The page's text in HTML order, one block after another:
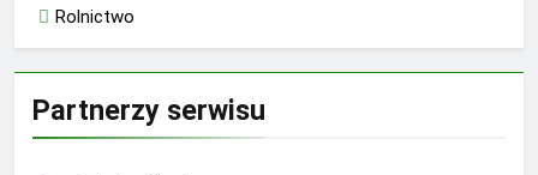
Rolnictwo
Partnerzy serwisu